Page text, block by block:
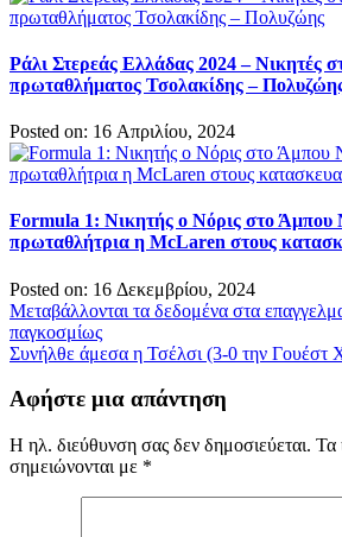
Ράλι Στερεάς Ελλάδας 2024 – Νικητές
πρωταθλήματος Τσολακίδης –
Posted on: 16 Απριλίου, 2024
Formula 1: Νικητής ο Νόρις στο Άμπου
πρωταθλήτρια η McLaren στους
Posted on: 16 Δεκεμβρίου, 2024
Πλοήγηση
άρθρων
Μεταβάλλονται τα δεδομένα στα
παγκοσμίως
Συνήλθε άμεσα η Τσέλσι (3-0 την Γουέστ
Αφήστε μια απάντηση
Η ηλ. διεύθυνση σας δεν δημοσιεύεται. Τα
σημειώνονται με *